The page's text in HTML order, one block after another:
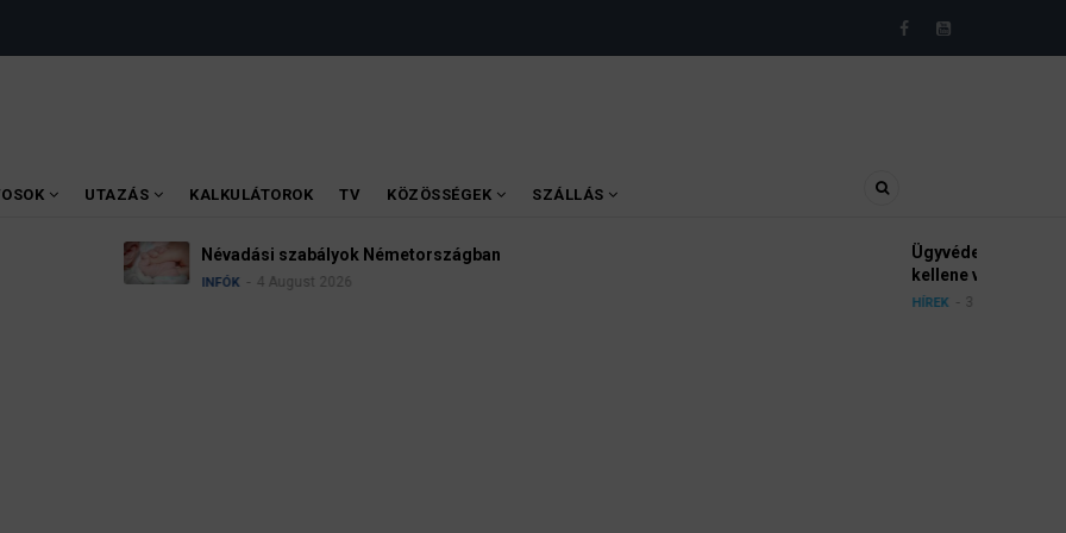
UTAZÁS KALKULÁTOROK TV KÖZÖSSÉGEK SZÁLLÁS
Ügyvédek, bírák és ügyészek szerint a német politikának mielőbb meg